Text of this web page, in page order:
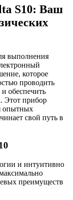
S10: Ваш
выполнения
которое
проводить
обеспечить
Этот прибор
опытных
свой путь в
и интуитивно
преимуществ